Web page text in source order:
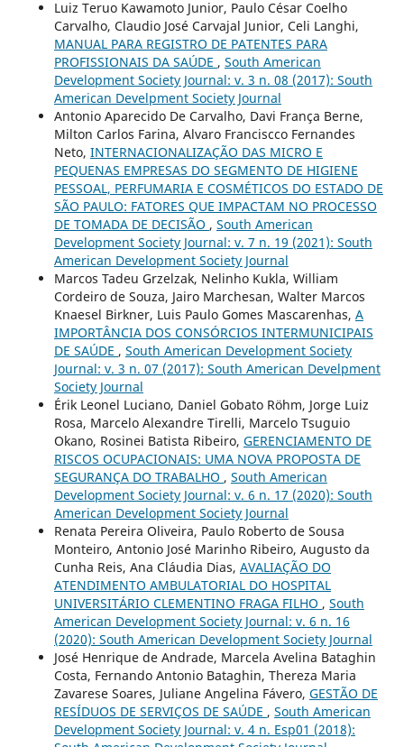
Luiz Teruo Kawamoto Junior, Paulo César Coelho
Carvalho, Claudio José Carvajal Junior, Celi Langhi,
MANUAL PARA REGISTRO DE PATENTES PARA
PROFISSIONAIS DA SAÚDE , South American
Development Society Journal: v. 3 n. 08 (2017): South
American Develpment Society Journal
Antonio Aparecido De Carvalho, Davi França Berne,
Milton Carlos Farina, Alvaro Franciscco Fernandes
Neto, INTERNACIONALIZAÇÃO DAS MICRO E
PEQUENAS EMPRESAS DO SEGMENTO DE HIGIENE
PESSOAL, PERFUMARIA E COSMÉTICOS DO ESTADO DE
SÃO PAULO: FATORES QUE IMPACTAM NO PROCESSO
DE TOMADA DE DECISÃO , South American
Development Society Journal: v. 7 n. 19 (2021): South
American Development Society Journal
Marcos Tadeu Grzelzak, Nelinho Kukla, William
Cordeiro de Souza, Jairo Marchesan, Walter Marcos
Knaesel Birkner, Luis Paulo Gomes Mascarenhas, A
IMPORTÂNCIA DOS CONSÓRCIOS INTERMUNICIPAIS
DE SAÚDE , South American Development Society
Journal: v. 3 n. 07 (2017): South American Develpment
Society Journal
Érik Leonel Luciano, Daniel Gobato Röhm, Jorge Luiz
Rosa, Marcelo Alexandre Tirelli, Marcelo Tsuguio
Okano, Rosinei Batista Ribeiro, GERENCIAMENTO DE
RISCOS OCUPACIONAIS: UMA NOVA PROPOSTA DE
SEGURANÇA DO TRABALHO , South American
Development Society Journal: v. 6 n. 17 (2020): South
American Development Society Journal
Renata Pereira Oliveira, Paulo Roberto de Sousa
Monteiro, Antonio José Marinho Ribeiro, Augusto da
Cunha Reis, Ana Cláudia Dias, AVALIAÇÃO DO
ATENDIMENTO AMBULATORIAL DO HOSPITAL
UNIVERSITÁRIO CLEMENTINO FRAGA FILHO , South
American Development Society Journal: v. 6 n. 16
(2020): South American Development Society Journal
José Henrique de Andrade, Marcela Avelina Bataghin
Costa, Fernando Antonio Bataghin, Thereza Maria
Zavarese Soares, Juliane Angelina Fávero, GESTÃO DE
RESÍDUOS DE SERVIÇOS DE SAÚDE , South American
Development Society Journal: v. 4 n. Esp01 (2018):